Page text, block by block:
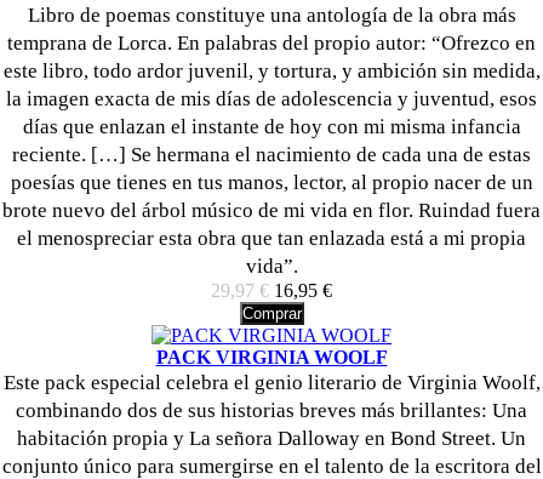
Libro de poemas constituye una antología de la obra más
temprana de Lorca. En palabras del propio autor: “Ofrezco en
este libro, todo ardor juvenil, y tortura, y ambición sin medida,
la imagen exacta de mis días de adolescencia y juventud, esos
días que enlazan el instante de hoy con mi misma infancia
reciente. […] Se hermana el nacimiento de cada una de estas
poesías que tienes en tus manos, lector, al propio nacer de un
brote nuevo del árbol músico de mi vida en flor. Ruindad fuera
el menospreciar esta obra que tan enlazada está a mi propia
vida”.
29,97 € 16,95 €
Comprar
PACK VIRGINIA WOOLF
Este pack especial celebra el genio literario de Virginia Woolf,
combinando dos de sus historias breves más brillantes: Una
habitación propia y La señora Dalloway en Bond Street. Un
conjunto único para sumergirse en el talento de la escritora del